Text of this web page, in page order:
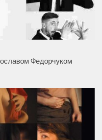
Федорчуком